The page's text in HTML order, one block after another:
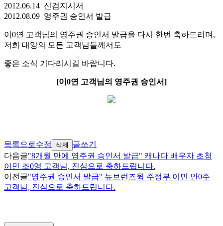
2012.06.14 신검지시서
2012.08.09 영주권 승인서 발급
이0연 고객님의 영주권 승인서 발급을 다시 한번 축하드리며,
저희 대양의 모든 고객님들께서도
좋은 소식 기다리시길 바랍니다.
[이0연 고객님의 영주권 승인서]
목록으로수정 삭제
글쓰기
다음글"8개월 만에 영주권 승인서 발급" 캐나다 배우자 초청
이민 조0영 고객님, 진심으로 축하드립니다.
이전글"영주권 승인서 발급" 뉴브런즈윅 주정부 이민 안0주
고객님, 진심으로 축하드립니다.